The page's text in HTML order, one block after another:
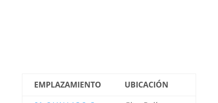
EMPLAZAMIENTO
UBICACIÓN